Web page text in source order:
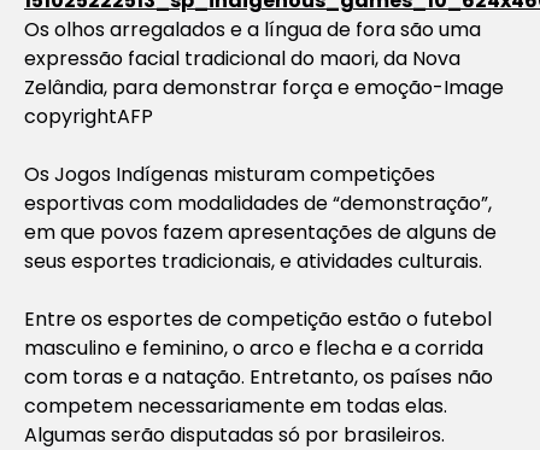
Os olhos arregalados e a língua de fora são uma
expressão facial tradicional do maori, da Nova
Zelândia, para demonstrar força e emoção-Image
copyrightAFP
Os Jogos Indígenas misturam competições
esportivas com modalidades de “demonstração”,
em que povos fazem apresentações de alguns de
seus esportes tradicionais, e atividades culturais.
Entre os esportes de competição estão o futebol
masculino e feminino, o arco e flecha e a corrida
com toras e a natação. Entretanto, os países não
competem necessariamente em todas elas.
Algumas serão disputadas só por brasileiros.